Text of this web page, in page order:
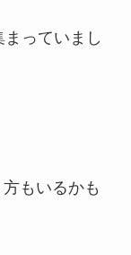
っていまし
もいるかも